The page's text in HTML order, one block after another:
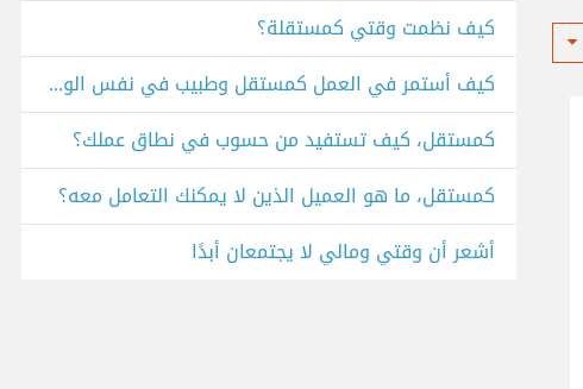
كيف نظمت وقتي كمستقلة؟
كيف أستمر في العمل كمستقل وطبيب في نفس الوقت؟
كمستقل، كيف تستفيد من حسوب في نطاق عملك؟
كمستقل، ما هو العميل الذين لا يمكنك التعامل معه؟
أشعر أن وقتي ومالي لا يجتمعان أبدًا